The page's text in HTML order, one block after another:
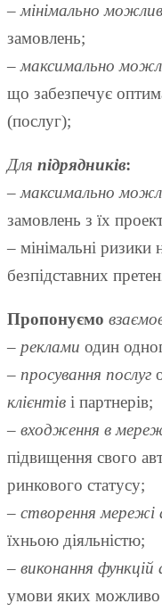
–мінімально
замовлень;
–максимально
що забезпечує
(послуг);
Для підрядників:
–максимально
замовлень з їх
– мінімальні ризики
безпідставних
Пропонуємо
– реклами один
– просування послуг
клієнтів і партнерів;
– входження в
підвищення свого
ринкового статусу;
– створення мережі
їхньою діяльністю;
– виконання функцій
умови яких можливо